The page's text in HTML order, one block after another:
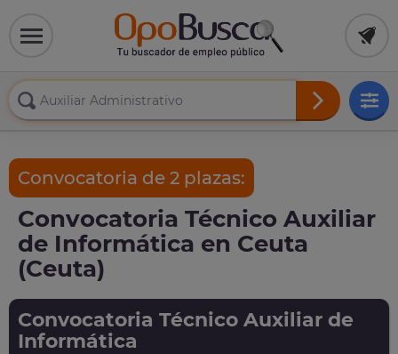
Convocatoria de 2 plazas:
Convocatoria Técnico Auxiliar
de Informática en Ceuta
(Ceuta)
Convocatoria Técnico Auxiliar de
Informática